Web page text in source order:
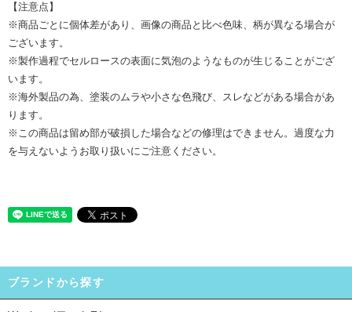
【注意点】
※商品ごとに個体差があり、画像の商品と比べ色味、柄が異なる場合が
ございます。
※製作過程でセルロースの表面に気泡のようなものが生じることがござ
います。
※海外製品の為、塗装のムラや小さな色飛び、スレなどがある場合があ
ります。
※この商品は留め部が破損した場合などの修理はできません。過度な力
を与えないようお取り扱いにご注意ください。
ブランドから探す